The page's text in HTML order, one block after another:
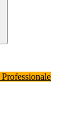
Professionale